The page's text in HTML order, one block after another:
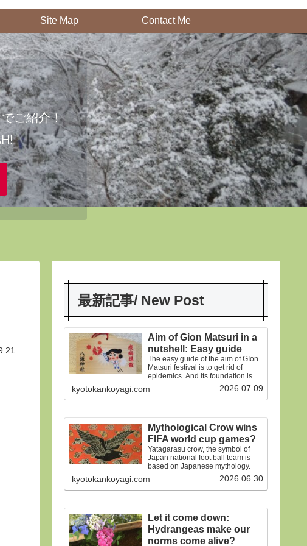
Site Map Contact Me
ご紹介！
最新記事/ New Post
Aim of Gion Matsuri in a
nutshell: Easy guide
The easy guide of the aim of GIon
Matsuri festival is to get rid of
epidemics. And its foundation is on
kyotokankoyagi.com 2026.07.09
Mythological Crow wins
FIFA world cup games?
Yatagarasu crow, the symbol of
Japan national foot ball team is
based on Japanese mythology.
kyotokankoyagi.com 2026.06.30
Let it come down:
Hydrangeas make our
norms come alive?